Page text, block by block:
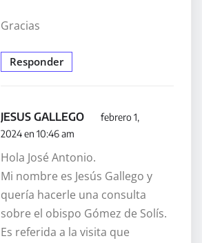
Gracias
Responder
JESUS GALLEGO
febrero 1,
2024 en 10:46 am
Hola José Antonio.
Mi nombre es Jesús Gallego y
quería hacerle una consulta
sobre el obispo Gómez de Solís.
Es referida a la visita que